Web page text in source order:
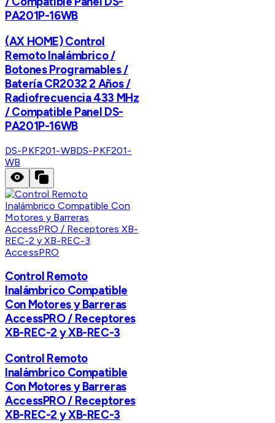
PA201P-16WB
(AX HOME) Control
Remoto Inalámbrico /
Botones Programables /
Batería CR2032 2 Años /
Radiofrecuencia 433 MHz
/ Compatible Panel DS-
PA201P-16WB
DS-PKF201-WBDS-PKF201-
WB
AccessPRO
Control Remoto
Inalámbrico Compatible
Con Motores y Barreras
AccessPRO / Receptores
XB-REC-2 y XB-REC-3
Control Remoto
Inalámbrico Compatible
Con Motores y Barreras
AccessPRO / Receptores
XB-REC-2 y XB-REC-3